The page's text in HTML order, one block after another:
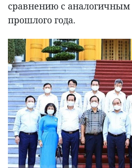
сравнению с
прошлого года.